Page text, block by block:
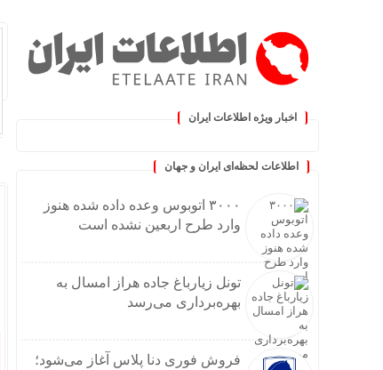
اخبار ویژه اطلاعات ایران
.: با اطلاعات ایران،
اطلاعات لحظه‌ای ایران و جهان
۳۰۰۰ اتوبوس وعده داده شده هنوز
وارد طرح اربعین نشده است
تونل زیارباغ جاده هراز امسال به
بهره‌برداری می‌رسد
فروش فوری دنا پلاس آغاز می‌شود؛